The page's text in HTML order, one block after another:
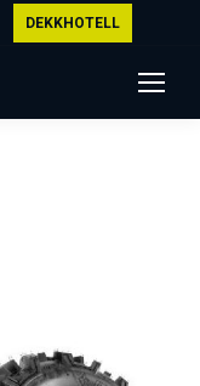
DEKKHOTELL